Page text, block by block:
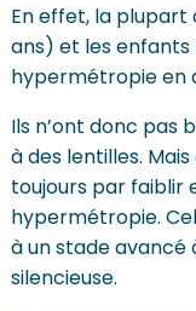
En effet, la plupart
ans) et les
hypermétropie en
Ils n’ont donc pas
à des lentilles.
toujours par faiblir
hypermétropie.
à un stade avancé
silencieuse.